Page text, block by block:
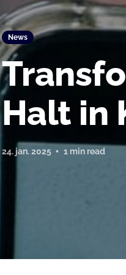
News
Halt in
24. jan. 2025 1 min read